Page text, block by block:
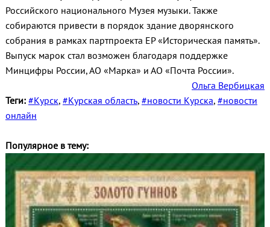
Российского национального Музея музыки. Также
собираются привести в порядок здание дворянского
собрания в рамках партпроекта ЕР «Историческая память».
Выпуск марок стал возможен благодаря поддержке
Минцифры России, АО «Марка» и АО «Почта России».
Ольга Вербицкая
Теги: #Курск, #Курская область, #новости Курска, #новости
онлайн
Популярное в тему: